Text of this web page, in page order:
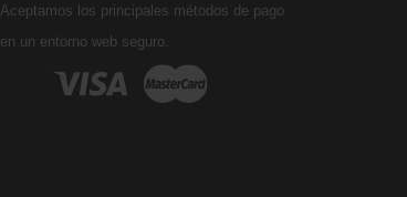
Aceptamos los principales métodos de pago
en un entorno web seguro.